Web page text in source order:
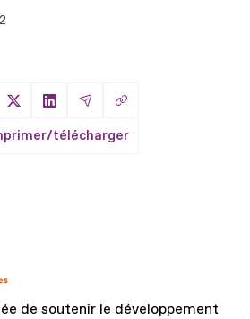
sur Facebook
Partager sur X
Partager sur LinkedIn
Partager par Email
Copier le lien
télécharger
de soutenir le développement